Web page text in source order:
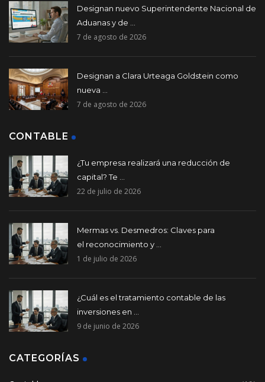
Designan nuevo Superintendente Nacional de
Aduanas y de ...
7 de agosto de 2026
Designan a Clara Urteaga Goldstein como
nueva ...
7 de agosto de 2026
CONTABLE
¿Tu empresa realizará una reducción de
capital? Te ...
22 de julio de 2026
Mermas vs. Desmedros: Claves para
el reconocimiento y ...
1 de julio de 2026
¿Cuál es el tratamiento contable de las
inversiones en ...
9 de junio de 2026
CATEGORÍAS